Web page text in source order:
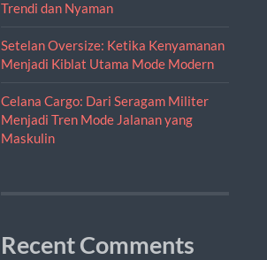
Trendi dan Nyaman
Setelan Oversize: Ketika Kenyamanan
Menjadi Kiblat Utama Mode Modern
Celana Cargo: Dari Seragam Militer
Menjadi Tren Mode Jalanan yang
Maskulin
Recent Comments